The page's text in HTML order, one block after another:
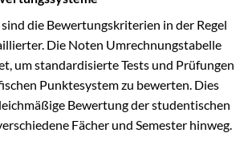
die Bewertungskriterien in der Regel
Die Noten Umrechnungstabelle
um standardisierte Tests und Prüfungen
Punktesystem zu bewerten. Dies
Bewertung der studentischen
Fächer und Semester hinweg.